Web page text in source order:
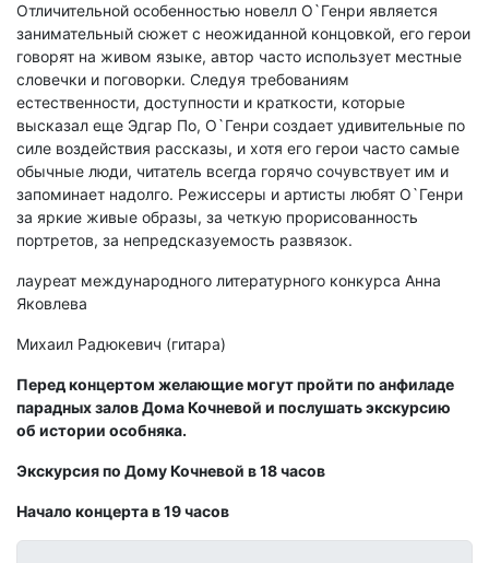
Отличительной особенностью новелл О`Генри является
занимательный сюжет с неожиданной концовкой, его герои
говорят на живом языке, автор часто использует местные
словечки и поговорки. Следуя требованиям
естественности, доступности и краткости, которые
высказал еще Эдгар По, О`Генри создает удивительные по
силе воздействия рассказы, и хотя его герои часто самые
обычные люди, читатель всегда горячо сочувствует им и
запоминает надолго. Режиссеры и артисты любят О`Генри
за яркие живые образы, за четкую прорисованность
портретов, за непредсказуемость развязок.
лауреат международного литературного конкурса Анна
Яковлева
Михаил Радюкевич (гитара)
Перед концертом желающие могут пройти по анфиладе
парадных залов Дома Кочневой и послушать экскурсию
об истории особняка.
Экскурсия по Дому Кочневой в 18 часов
Начало концерта в 19 часов